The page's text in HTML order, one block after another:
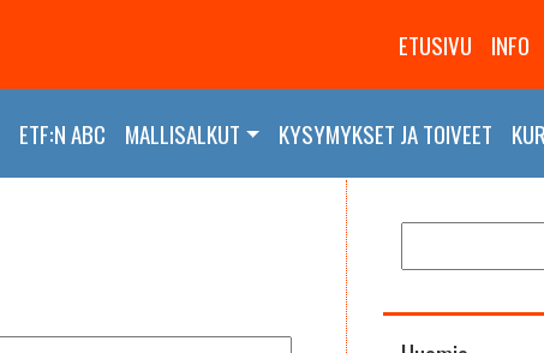
ETUSIVU INFO
ETF:N ABC MALLISALKUT KYSYMYKSET JA TOIVEET